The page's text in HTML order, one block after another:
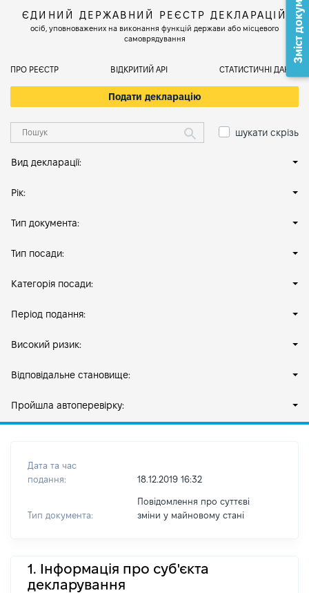
ЄДИНИЙ ДЕРЖАВНИЙ РЕЄСТР ДЕКЛАРАЦІЙ
осіб, уповноважених на виконання функцій держави або місцевого
самоврядування
ПРО РЕЄСТР ВІДКРИТИЙ АРІ СТАТИСТИЧНІ ДАНІ
Подати декларацію
шукати скрізь
Вид декларації:
Рік:
Тип документа:
Тип посади:
Категорія посади:
Період подання:
Високий ризик:
Відповідальне становище:
Пройшла автоперевірку:
Дата та час
подання:
18.12.2019 16:32
Тип документа:
Повідомлення про суттєві
зміни y майновому стані
1. Інформація про суб'єкта
декларування
Зміст документа